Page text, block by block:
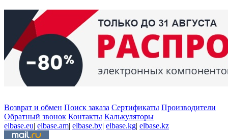
Возврат и обмен Поиск заказа Сертификаты Производители
Обратный звонок Контакты Калькуляторы
elbase.eu| elbase.am| elbase.by| elbase.kg| elbase.kz